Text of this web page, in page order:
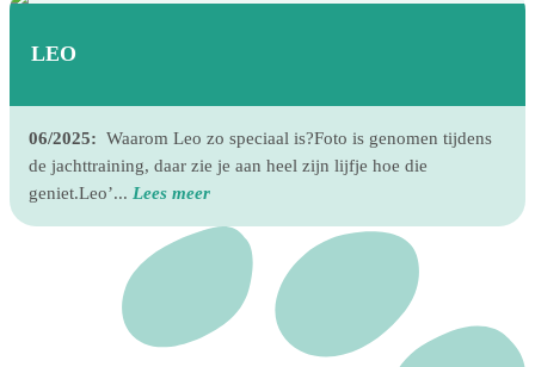
LEO
06/2025: Waarom Leo zo speciaal is?Foto is genomen tijdens
de jachttraining, daar zie je aan heel zijn lijfje hoe die
geniet.Leo’... Lees meer